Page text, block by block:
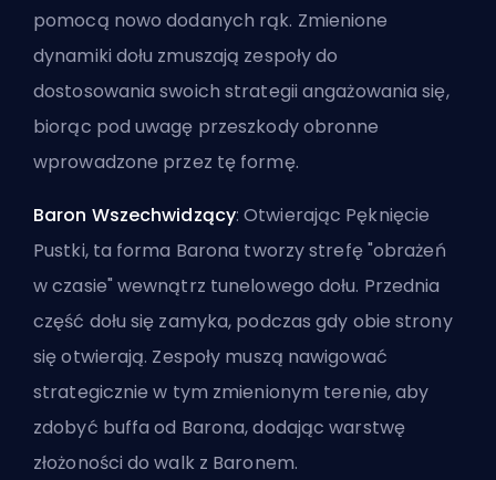
pomocą nowo dodanych rąk. Zmienione
dynamiki dołu zmuszają zespoły do
dostosowania swoich strategii angażowania się,
biorąc pod uwagę przeszkody obronne
wprowadzone przez tę formę.
Baron Wszechwidzący: Otwierając Pęknięcie
Pustki, ta forma Barona tworzy strefę "obrażeń
w czasie" wewnątrz tunelowego dołu. Przednia
część dołu się zamyka, podczas gdy obie strony
się otwierają. Zespoły muszą nawigować
strategicznie w tym zmienionym terenie, aby
zdobyć buffa od Barona, dodając warstwę
złożoności do walk z Baronem.